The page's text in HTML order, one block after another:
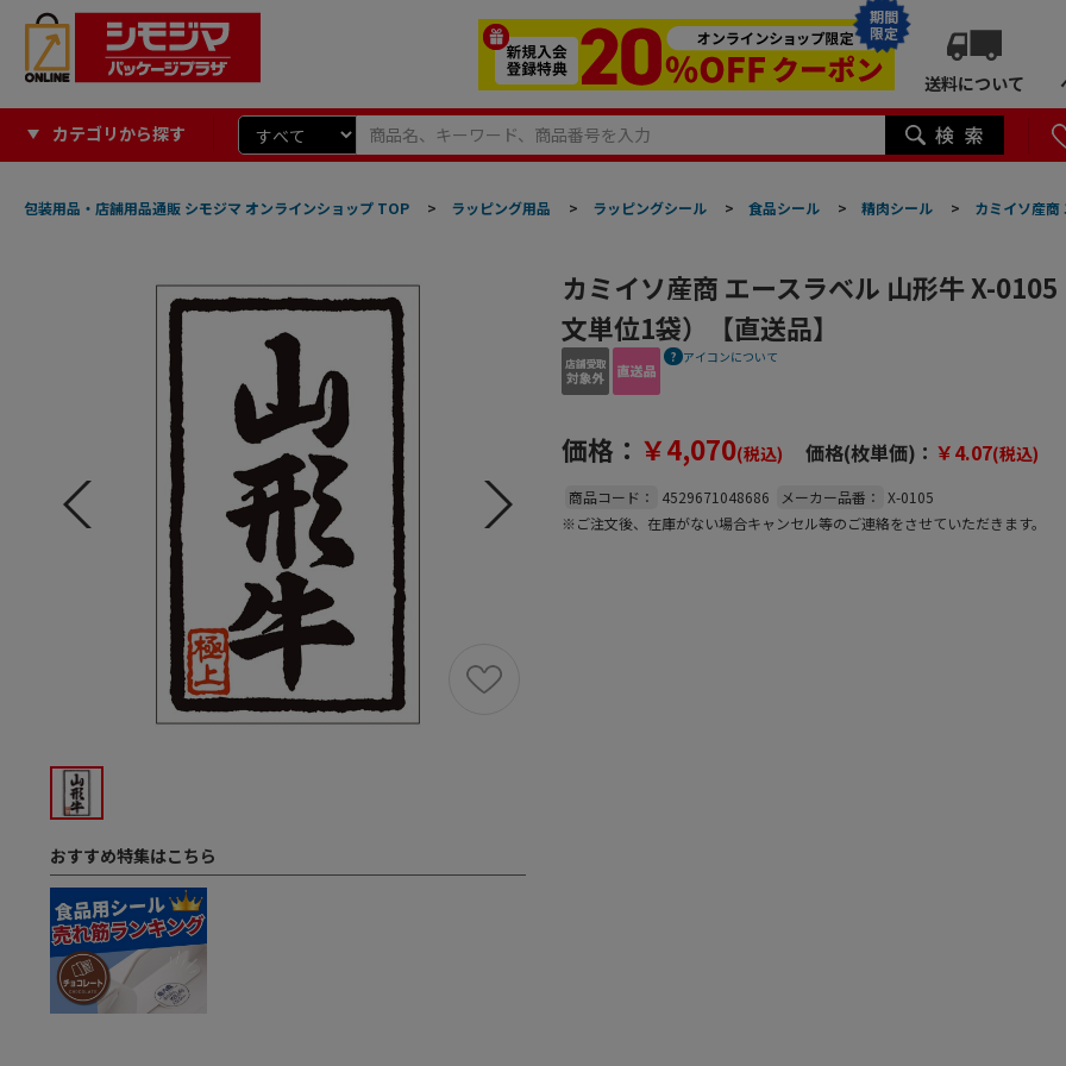
期間
限定
送料について
カテゴリから探す
包装用品・店舗用品通販 シモジマ オンラインショップ TOP > ラッピング用品 > ラッピングシール > 食品シール > 精肉シール > カミイソ産
おすすめ特集はこちら
カミイソ産商 エースラベル 山形牛 X-
文単位1袋）【直送品】
アイコンについて
価格： ￥4,070(税込) 価格(枚単価)： ￥4.07(税込)
商品コード： 4529671048686 メーカー品番：
X-0105
※ご注文後、在庫がない場合キャンセル等のご連絡をさせていただきます。